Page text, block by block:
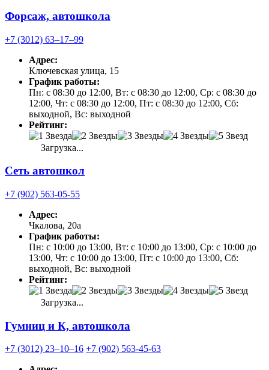
Форсаж, автошкола
+7 (3012) 63‒17‒99
Адрес:
Ключевская улица, 15
График работы:
Пн: с 08:30 до 12:00, Вт: с 08:30 до 12:00, Ср: с 08:30 до
12:00, Чт: с 08:30 до 12:00, Пт: с 08:30 до 12:00, Сб:
выходной, Вс: выходной
Рейтинг:
Загрузка...
Сеть автошкол
+7 (902) 563-05-55
Адрес:
Чкалова, 20а
График работы:
Пн: с 10:00 до 13:00, Вт: с 10:00 до 13:00, Ср: с 10:00 до
13:00, Чт: с 10:00 до 13:00, Пт: с 10:00 до 13:00, Сб:
выходной, Вс: выходной
Рейтинг:
Загрузка...
Гумниц и К, автошкола
+7 (3012) 23‒10‒16 +7 (902) 563-45-63